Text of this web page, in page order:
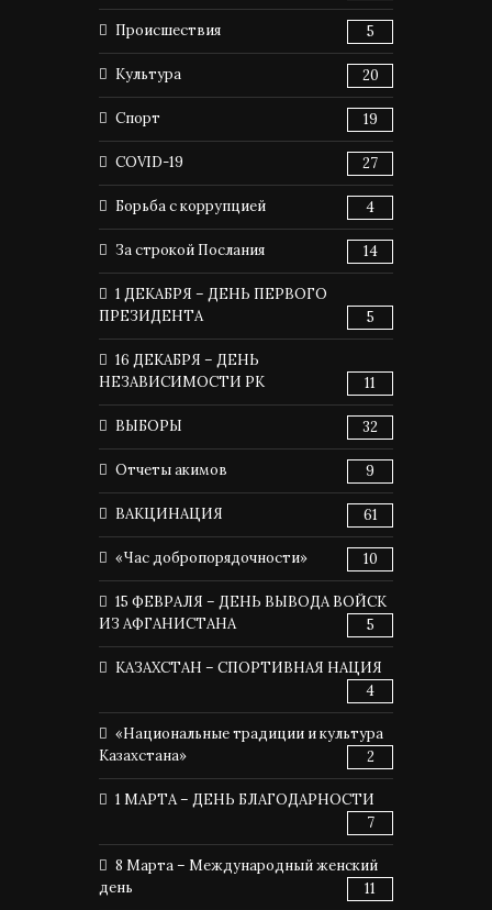
Происшествия 5
Культура 20
Спорт 19
COVID-19 27
Борьба с коррупцией 4
За строкой Послания 14
1 ДЕКАБРЯ – ДЕНЬ ПЕРВОГО
ПРЕЗИДЕНТА
5
16 ДЕКАБРЯ – ДЕНЬ
НЕЗАВИСИМОСТИ РК
11
ВЫБОРЫ 32
Отчеты акимов 9
ВАКЦИНАЦИЯ 61
«Час добропорядочности» 10
15 ФЕВРАЛЯ – ДЕНЬ ВЫВОДА ВОЙСК
ИЗ АФГАНИСТАНА
5
КАЗАХСТАН – СПОРТИВНАЯ НАЦИЯ
4
«Национальные традиции и культура
Казахстана»
2
1 МАРТА – ДЕНЬ БЛАГОДАРНОСТИ
7
8 Марта – Международный женский
день
11